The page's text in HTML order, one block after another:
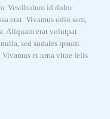
Vestibulum id dolor
erat. Vivamus odio sem,
Aliquam erat volutpat.
sed sodales ipsum.
et urna vitae felis